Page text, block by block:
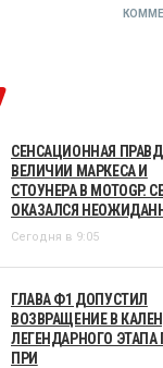
СЕНСАЦИОННАЯ
ВЕЛИЧИИ МАРКЕСА И
СТОУНЕРА В MOTOGP.
ОКАЗАЛСЯ
Сегодня в 9:05
ГЛАВА Ф1 ДОПУСТИЛ
ВОЗВРАЩЕНИЕ В
ЛЕГЕНДАРНОГО ЭТАПА
ПРИ